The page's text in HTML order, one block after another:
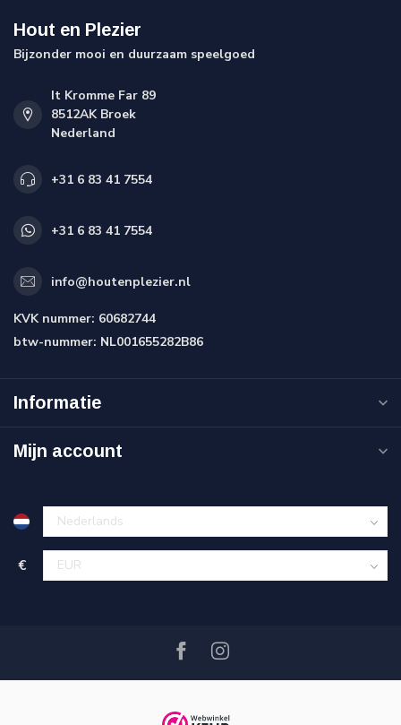
Hout en Plezier
Bijzonder mooi en duurzaam speelgoed
It Kromme Far 89
8512AK Broek
Nederland
+31 6 83 41 7554
+31 6 83 41 7554
info@houtenplezier.nl
KVK nummer: 60682744
btw-nummer: NL001655282B86
Informatie
Mijn account
€